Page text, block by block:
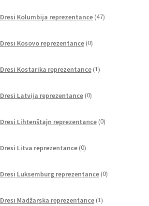
Dresi Kolumbija reprezentance 47izdelkov
Dresi Kosovo reprezentance 0izdelkov
Dresi Kostarika reprezentance 1izdelek
Dresi Latvija reprezentance 0izdelkov
Dresi Lihtenštajn reprezentance 0izdelkov
Dresi Litva reprezentance 0izdelkov
Dresi Luksemburg reprezentance 0izdelkov
Dresi Madžarska reprezentance 1izdelek